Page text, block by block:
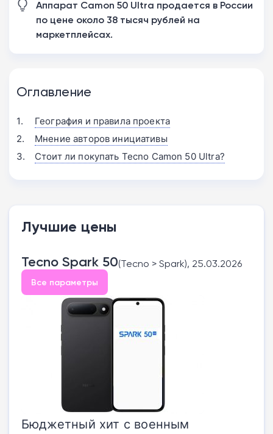
Аппарат Camon 50 Ultra продается в России
по цене около 38 тысяч рублей на
маркетплейсах.
Оглавление
География и правила проекта
Мнение авторов инициативы
Стоит ли покупать Tecno Camon 50 Ultra?
Лучшие цены
Tecno Spark 50(Tecno > Spark), 25.03.2026
Все параметры
Бюджетный хит с военным